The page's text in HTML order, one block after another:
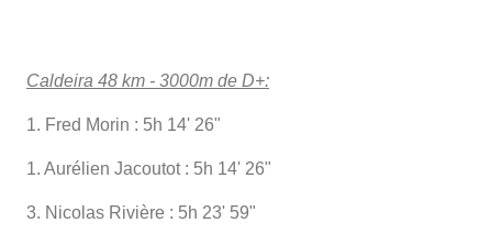
Caldeira 48 km - 3000m de D+:
1. Fred Morin : 5h 14' 26"
1. Aurélien Jacoutot : 5h 14' 26"
3. Nicolas Rivière : 5h 23' 59"